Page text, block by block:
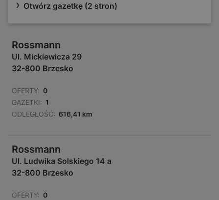
Otwórz gazetkę (2 stron)
Rossmann
Ul. Mickiewicza 29
32-800 Brzesko
OFERTY: 0
GAZETKI: 1
ODLEGŁOŚĆ: 616,41 km
Rossmann
Ul. Ludwika Solskiego 14 a
32-800 Brzesko
OFERTY: 0